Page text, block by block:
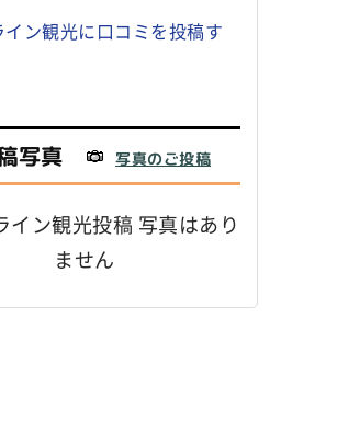
イン観光に口コミを投稿す
写真 写真のご投稿
イン観光投稿 写真はあり
ません